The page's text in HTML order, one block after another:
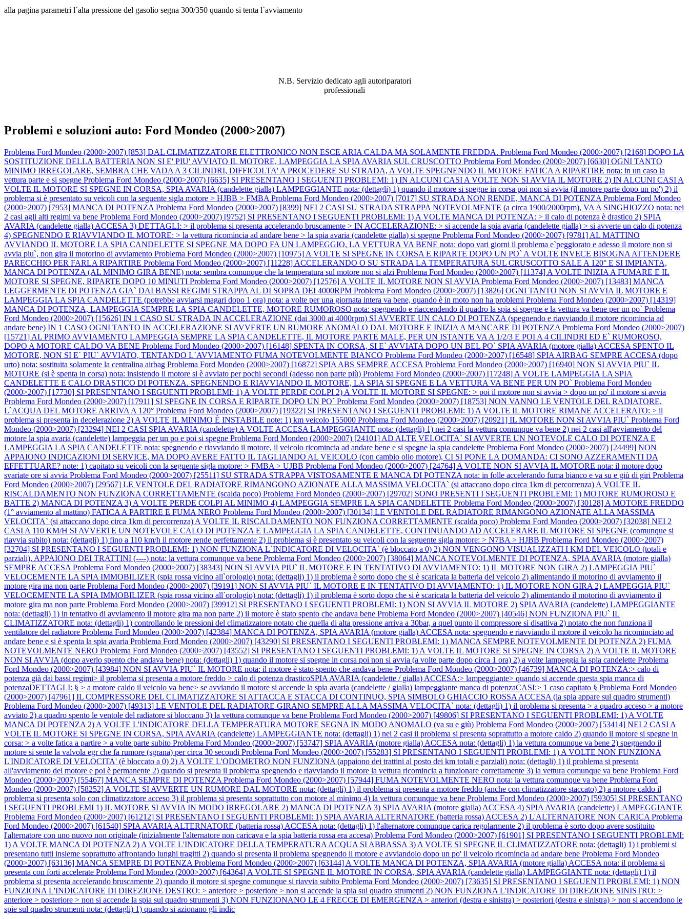
alla pagina parametri l`alta pressione del gasolio segna 300/350 quando si tenta l`avviamento
N.B. Servizio dedicato agli autoriparatori
professionali
Problemi e soluzioni auto: Ford Mondeo (2000>2007)
Problema Ford Mondeo (2000>2007) [853] DAL CLIMATIZZATORE ELETTRONICO NON ESCE ARIA CALDA MA SOLAMENTE FREDDA. Problema Ford Mondeo (2000>2007) [2168] DOPO LA
SOSTITUZIONE DELLA BATTERIA NON SI E' PIU' AVVIATO IL MOTORE, LAMPEGGIA LA SPIA AVARIA SUL CRUSCOTTO Problema Ford Mondeo (2000>2007) [6630] OGNI TANTO
MINIMO IRREGOLARE, SEMBRA CHE VADA A 3 CILINDRI, DIFFICOLTA' A PROCEDERE SU STRADA, A VOLTE SPEGNENDO IL MOTORE FATICA A RIPARTIRE nota: in un caso la
vettura parte e si spegne Problema Ford Mondeo (2000>2007) [6635] SI PRESENTANO I SEGUENTI PROBLEMI: 1) IN ALCUNI CASI A VOLTE NON SI AVVIA IL MOTORE 2) IN ALCUNI CASI A
VOLTE IL MOTORE SI SPEGNE IN CORSA, SPIA AVARIA (candelette gialla) LAMPEGGIANTE nota: (dettagli) 1) quando il motore si spegne in corsa poi non si avvia (il motore parte dopo un po') 2) il
problema si è presentato su veicoli con la seguente sigla motore > HJBB > FMBA Problema Ford Mondeo (2000>2007) [7017] SU STRADA NON RENDE, MANCA DI POTENZA Problema Ford Mondeo
(2000>2007) [7953] MANCA DI POTENZA Problema Ford Mondeo (2000>2007) [8399] NEI 2 CASI SU STRADA STRAPPA NOTEVOLMENTE (a circa 1900/2000rpm), VA A SINGHIOZZO nota: nei
2 casi agli alti regimi va bene Problema Ford Mondeo (2000>2007) [9752] SI PRESENTANO I SEGUENTI PROBLEMI: 1) A VOLTE MANCA DI POTENZA: > il calo di potenza è drastico 2) SPIA
AVARIA (candelette gialla) ACCESA 3) DETTAGLI: > il problema si presenta accelerando bruscamente > IN ACCELERAZIONE: > si accende la spia avaria (candelette gialla) > si avverte un calo di potenza
4) SPEGNENDO E RIAVVIANDO IL MOTORE: > la vettura ricomincia ad andare bene > la spia avaria (candelette gialla) si spegne Problema Ford Mondeo (2000>2007) [9781] AL MATTINO
AVVIANDO IL MOTORE LA SPIA CANDELETTE SI SPEGNE MA DOPO FA UN LAMPEGGIO, LA VETTURA VA BENE nota: dopo vari giorni il problema e`peggiorato e adesso il motore non si
avvia piu`, non gira il motorino di avviamento Problema Ford Mondeo (2000>2007) [10975] A VOLTE SI SPEGNE IN CORSA E RIPARTE DOPO UN PO` A VOLTE INVECE BISOGNA ATTENDERE
PARECCHIO PER FARLA RIPARTIRE Problema Ford Mondeo (2000>2007) [11228] ACCELERANDO O SU STRADA LA TEMPERATURA SUL CRUSCOTTO SALE A 120° E SI IMPIANTA,
MANCA DI POTENZA (AL MINIMO GIRA BENE) nota: sembra comunque che la temperatura sul motore non si alzi Problema Ford Mondeo (2000>2007) [11374] A VOLTE INIZIA A FUMARE E IL
MOTORE SI SPEGNE, RIPARTE DOPO 10 MINUTI Problema Ford Mondeo (2000>2007) [12576] A VOLTE IL MOTORE NON SI AVVIA Problema Ford Mondeo (2000>2007) [13483] MANCA
LEGGERMENTE DI POTENZA GIA` DAI BASSI REGIMI STRAPPA AL DI SOPRA DEI 4000RPM Problema Ford Mondeo (2000>2007) [13826] OGNI TANTO NON SI AVVIA IL MOTORE E
LAMPEGGIA LA SPIA CANDELETTE (potrebbe avviarsi magari dopo 1 ora) nota: a volte per una giornata intera va bene, quando è in moto non ha problemi Problema Ford Mondeo (2000>2007) [14319]
MANCA DI POTENZA, LAMPEGGIA SEMPRE LA SPIA CANDELETTE, MOTORE RUMOROSO nota: spegnendo e riaccendendo il quadro la spia si spegne e la vettura va bene per un po` Problema
Ford Mondeo (2000>2007) [15626] IN 1 CASO SU STRADA IN ACCELERAZIONE (dai 3000 ai 4000rpm) SI AVVERTE UN CALO DI POTENZA (spegnendo e riavviando il motore ricomincia ad
andare bene) IN 1 CASO OGNI TANTO IN ACCELERAZIONE SI AVVERTE UN RUMORE ANOMALO DAL MOTORE E INIZIA A MANCARE DI POTENZA Problema Ford Mondeo (2000>2007)
[15721] AL PRIMO AVVIAMENTO LAMPEGGIA SEMPRE LA SPIA CANDELETTE, IL MOTORE PARTE MALE, PER UN ISTANTE VA A 1/2/3 E POI A 4 CILINDRI ED E` RUMOROSO,
DOPO A MOTORE CALDO VA BENE Problema Ford Mondeo (2000>2007) [16148] SPENTA IN CORSA, SI E` AVVIATA DOPO UN BEL PO` SPIA AVARIA (motore gialla) ACCESA SPENTO IL
MOTORE, NON SI E` PIU` AVVIATO, TENTANDO L`AVVIAMENTO FUMA NOTEVOLMENTE BIANCO Problema Ford Mondeo (2000>2007) [16548] SPIA AIRBAG SEMPRE ACCESA (dopo
urto) nota: sostituita solamente la centralina airbag Problema Ford Mondeo (2000>2007) [16872] SPIA ABS SEMPRE ACCESA Problema Ford Mondeo (2000>2007) [16940] NON SI AVVIA PIU` IL
MOTORE (si è spenta in corsa) nota: insistendo il motore si è avviato per pochi secondi (adesso non parte più) Problema Ford Mondeo (2000>2007) [17248] A VOLTE LAMPEGGIA LA SPIA
CANDELETTE E CALO DRASTICO DI POTENZA. SPEGNENDO E RIAVVIANDO IL MOTORE, LA SPIA SI SPEGNE E LA VETTURA VA BENE PER UN PO` Problema Ford Mondeo
(2000>2007) [17730] SI PRESENTANO I SEGUENTI PROBLEMI: 1) A VOLTE PERDE COLPI 2) A VOLTE IL MOTORE SI SPEGNE: > poi il motore non si avvia > dopo un po' il motore si avvia
Problema Ford Mondeo (2000>2007) [17911] SI SPEGNE IN CORSA E RIPARTE DOPO UN PO` Problema Ford Mondeo (2000>2007) [18753] NON VANNO LE VENTOLE DEL RADIATORE,
L`ACQUA DEL MOTORE ARRIVA A 120° Problema Ford Mondeo (2000>2007) [19322] SI PRESENTANO I SEGUENTI PROBLEMI: 1) A VOLTE IL MOTORE RIMANE ACCELERATO: > il
problema si presenta in decelerazione 2) A VOLTE IL MINIMO È INSTABILE note: 1) km veicolo 155000 Problema Ford Mondeo (2000>2007) [20921] IL MOTORE NON SI AVVIA PIU` Problema Ford
Mondeo (2000>2007) [23294] NEI 2 CASI SPIA AVARIA (candelette) A VOLTE ACCESA LAMPEGGIANTE nota: (dettagli) 1) nei 2 casi la vettura comunque va bene 2) nei 2 casi all'avviamento del
motore la spia avaria (candelette) lampeggia per un po e poi si spegne Problema Ford Mondeo (2000>2007) [24101] AD ALTE VELOCITA` SI AVVERTE UN NOTEVOLE CALO DI POTENZA E
LAMPEGGIA LA SPIA CANDELETTE nota: spegnendo e riavviando il motore, il veicolo ricomincia ad andare bene e si spegne la spia candelette Problema Ford Mondeo (2000>2007) [24499] NON
APPAIONO INDICAZIONI DI SERVICE, MA DOPO AVERE FATTO IL TAGLIANDO AL VEICOLO (con cambio olio motore), CI SI PONE LA DOMANDA: CI SONO AZZERAMENTI DA
EFFETTUARE? note: 1) capitato su veicoli con la seguente sigla motore: > FMBA > UJBB Problema Ford Mondeo (2000>2007) [24764] A VOLTE NON SI AVVIA IL MOTORE nota: il motore dopo
svariate ore si avvia Problema Ford Mondeo (2000>2007) [25511] SU STRADA STRAPPA VISTOSAMENTE E MANCA DI POTENZA nota: in folle accelerando fuma bianco e va su e giù di giri Problema
Ford Mondeo (2000>2007) [29567] LE VENTOLE DEL RADIATORE RIMANGONO AZIONATE ALLA MASSIMA VELOCITA` (si attaccano dopo circa 1km di percorrenza) A VOLTE IL
RISCALDAMENTO NON FUNZIONA CORRETTAMENTE (scalda poco) Problema Ford Mondeo (2000>2007) [29702] SONO PRESENTI I SEGUENTI PROBLEMI: 1) MOTORE RUMOROSO E
BATTE 2) MANCA DI POTENZA 3) A VOLTE PERDE COLPI AL MINIMO 4) LAMPEGGIA SEMPRE LA SPIA CANDELETTE Problema Ford Mondeo (2000>2007) [30128] A MOTORE FREDDO
(1° avviamento al mattino) FATICA A PARTIRE E FUMA NERO Problema Ford Mondeo (2000>2007) [30134] LE VENTOLE DEL RADIATORE RIMANGONO AZIONATE ALLA MASSIMA
VELOCITA` (si attaccano dopo circa 1km di percorrenza) A VOLTE IL RISCALDAMENTO NON FUNZIONA CORRETTAMENTE (scalda poco) Problema Ford Mondeo (2000>2007) [32038] NEI 2
CASI A 110 KM/H SI AVVERTE UN NOTEVOLE CALO DI POTENZA E LAMPEGGIA LA SPIA CANDELETTE, CONTINUANDO AD ACCELERARE IL MOTORE SI SPEGNE (comunque si
riavvia subito) nota: (dettagli) 1) fino a 110 km/h il motore rende perfettamente 2) il problema si è presentato su veicoli con la seguente sigla motore: > N7BA > HJBB Problema Ford Mondeo (2000>2007)
[32704] SI PRESENTANO I SEGUENTI PROBLEMI: 1) NON FUNZIONA L`INDICATORE DI VELOCITA` (è bloccato a 0) 2) NON VENGONO VISUALIZZATI I KM DEL VEICOLO (totali e
parziali), APPAIONO DEI TRATTINI (----) nota: la vettura comunque va bene Problema Ford Mondeo (2000>2007) [38064] MANCA NOTEVOLMENTE DI POTENZA, SPIA AVARIA (motore gialla)
SEMPRE ACCESA Problema Ford Mondeo (2000>2007) [38343] NON SI AVVIA PIU` IL MOTORE E IN TENTATIVO DI AVVIAMENTO: 1) IL MOTORE NON GIRA 2) LAMPEGGIA PIU`
VELOCEMENTE LA SPIA IMMOBILIZER (spia rossa vicino all`orologio) nota: (dettagli) 1) il problema è sorto dopo che si è scaricata la batteria del veicolo 2) alimentando il motorino di avviamento il
motore gira ma non parte Problema Ford Mondeo (2000>2007) [39191] NON SI AVVIA PIU` IL MOTORE E IN TENTATIVO DI AVVIAMENTO: 1) IL MOTORE NON GIRA 2) LAMPEGGIA PIU`
VELOCEMENTE LA SPIA IMMOBILIZER (spia rossa vicino all`orologio) nota: (dettagli) 1) il problema è sorto dopo che si è scaricata la batteria del veicolo 2) alimentando il motorino di avviamento il
motore gira ma non parte Problema Ford Mondeo (2000>2007) [39912] SI PRESENTANO I SEGUENTI PROBLEMI: 1) NON SI AVVIA IL MOTORE 2) SPIA AVARIA (candelette) LAMPEGGIANTE
nota: (dettagli) 1) in tentativo di avviamento il motore gira ma non parte 2) il motore è stato spento che andava bene Problema Ford Mondeo (2000>2007) [40546] NON FUNZIONA PIU` IL
CLIMATIZZATORE nota: (dettagli) 1) controllando le pressioni del climatizzatore notato che quella di alta pressione arriva a 30bar, a quel punto il compressore si disattiva 2) notato che non funziona il
ventilatore del radiatore Problema Ford Mondeo (2000>2007) [42384] MANCA DI POTENZA, SPIA AVARIA (motore gialla) ACCESA nota: spegnendo e riavviando il motore il veicolo ha ricominciato ad
andare bene e si è spenta la spia avaria Problema Ford Mondeo (2000>2007) [43290] SI PRESENTANO I SEGUENTI PROBLEMI: 1) MANCA SEMPRE NOTEVOLMENTE DI POTENZA 2) FUMA
NOTEVOLMENTE NERO Problema Ford Mondeo (2000>2007) [43552] SI PRESENTANO I SEGUENTI PROBLEMI: 1) A VOLTE IL MOTORE SI SPEGNE IN CORSA 2) A VOLTE IL MOTORE
NON SI AVVIA (dopo averlo spento che andava bene) nota: (dettagli) 1) quando il motore si spegne in corsa poi non si avvia (a volte parte dopo circa 1 ora) 2) a volte lampeggia la spia candelette Problema
Ford Mondeo (2000>2007) [43984] NON SI AVVIA PIU` IL MOTORE nota: il motore è stato spento che andava bene Problema Ford Mondeo (2000>2007) [46739] MANCA DI POTENZA:> calo di
potenza già dai bassi regimi> il problema si presenta a motore freddo > calo di potenza drasticoSPIA AVARIA (candelette / gialla) ACCESA:> lampeggiante> quando si accende questa spia manca di
potenzaDETTAGLI: § > a motore caldo il veicolo va bene> se avviando il motore si accende la spia avaria (candelette / gialla) lampeggiante manca di potenzaCASI:> 1 caso capitato § Problema Ford Mondeo
(2000>2007) [47961] IL COMPRESSORE DEL CLIMATIZZATORE SI ATTACCA E STACCA DI CONTINUO, SPIA SIMBOLO GHIACCIO ROSSA ACCESA (la spia appare sul quadro strumenti)
Problema Ford Mondeo (2000>2007) [49313] LE VENTOLE DEL RADIATORE GIRANO SEMPRE ALLA MASSIMA VELOCITA` nota: (dettagli) 1) il problema si presenta > a quadro acceso > a motore
avviato 2) a quadro spento le ventole del radiatore si bloccano 3) la vettura comunque va bene Problema Ford Mondeo (2000>2007) [49806] SI PRESENTANO I SEGUENTI PROBLEMI: 1) A VOLTE
MANCA DI POTENZA 2) A VOLTE L'INDICATORE DELLA TEMPERATURA MOTORE SEGNA IN MODO ANOMALO (va su e giù) Problema Ford Mondeo (2000>2007) [53414] NEI 2 CASI A
VOLTE IL MOTORE SI SPEGNE IN CORSA, SPIA AVARIA (candelette) LAMPEGGIANTE nota: (dettagli) 1) nei 2 casi il problema si presenta soprattutto a motore caldo 2) quando il motore si spegne in
corsa: > a volte fatica a partire > a volte parte subito Problema Ford Mondeo (2000>2007) [53747] SPIA AVARIA (motore gialla) ACCESA nota: (dettagli) 1) la vettura comunque va bene 2) spegnendo il
motore si sente la valvola egr che fa rumore (sgrana) per circa 30 secondi Problema Ford Mondeo (2000>2007) [55283] SI PRESENTANO I SEGUENTI PROBLEMI: 1) A VOLTE NON FUNZIONA
L'INDICATORE DI VELOCITA' (è bloccato a 0) 2) A VOLTE L'ODOMETRO NON FUNZIONA (appaiono dei trattini al posto dei km totali e parziali) nota: (dettagli) 1) il problema si presenta
all'avviamento del motore e poi è permanente 2) quando si presenta il problema spegnendo e riavviando il motore la vettura ricomincia a funzionare correttamente 3) la vettura comunque va bene Problema Ford
Mondeo (2000>2007) [55467] MANCA SEMPRE DI POTENZA Problema Ford Mondeo (2000>2007) [57944] FUMA NOTEVOLMENTE NERO nota: la vettura comunque va bene Problema Ford
Mondeo (2000>2007) [58252] A VOLTE SI AVVERTE UN RUMORE DAL MOTORE nota: (dettagli) 1) il problema si presenta a motore freddo (anche con climatizzatore staccato) 2) a motore caldo il
problema si presenta solo con climatizzatore acceso 3) il problema si presenta soprattutto con motore al minimo 4) la vettura comunque va bene Problema Ford Mondeo (2000>2007) [59305] SI PRESENTANO
I SEGUENTI PROBLEMI 1) IL MOTORE SI AVVIA IN MODO IRREGOLARE 2) MANCA DI POTENZA 3) SPIA AVARIA (motore gialla) ACCESA 4) SPIA AVARIA (candelette) LAMPEGGIANTE
Problema Ford Mondeo (2000>2007) [61212] SI PRESENTANO I SEGUENTI PROBLEMI: 1) SPIA AVARIA ALTERNATORE (batteria rossa) ACCESA 2) L'ALTERNATORE NON CARICA Problema
Ford Mondeo (2000>2007) [61540] SPIA AVARIA ALTERNATORE (batteria rossa) ACCESA nota: (dettagli) 1) l'alternatore comunque carica regolarmente 2) il problema è sorto dopo avere sostituito
l'alternatore con uno nuovo non originale (inizialmente l'alternatore non caricava e la spia batteria rossa era accesa) Problema Ford Mondeo (2000>2007) [61901] SI PRESENTANO I SEGUENTI PROBLEMI:
1) A VOLTE MANCA DI POTENZA 2) A VOLTE L'INDICATORE DELLA TEMPERATURA ACQUA SI ABBASSA 3) A VOLTE SI SPEGNE IL CLIMATIZZATORE nota: (dettagli) 1) i problemi si
presentano tutti insieme soprattutto affrontando lunghi tragitti 2) quando si presenta il problema spegnendo il motore e avviandolo dopo un po' il veicolo ricomincia ad andare bene Problema Ford Mondeo
(2000>2007) [63136] MANCA SEMPRE DI POTENZA Problema Ford Mondeo (2000>2007) [63144] A VOLTE MANCA DI POTENZA, SPIA AVARIA (motore gialla) ACCESA nota: il problema si
presenta con forti accelerate Problema Ford Mondeo (2000>2007) [64364] A VOLTE SI SPEGNE IL MOTORE IN CORSA, SPIA AVARIA (candelette gialla) LAMPEGGIANTE nota: (dettagli) 1) il
problema si presenta accelerando bruscamente 2) quando il motore si spegne comunque si riavvia subito Problema Ford Mondeo (2000>2007) [73635] SI PRESENTANO I SEGUENTI PROBLEMI: 1) NON
FUNZIONA L'INDICATORE DI DIREZIONE DESTRO: > anteriore > posteriore > non si accende la spia sul quadro strumenti 2) NON FUNZIONA L'INDICATORE DI DIREZIONE SINISTRO: >
anteriore > posteriore > non si accende la spia sul quadro strumenti 3) NON FUNZIONANO LE 4 FRECCE DI EMERGENZA > anteriori (destra e sinistra) > posteriori (destra e sinistra) > non si accendono le
spie sul quadro strumenti nota: (dettagli) 1) quando si azionano gli indic